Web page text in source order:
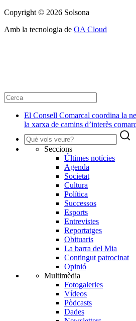
Copyright © 2026 Solsona
Amb la tecnologia de OA Cloud
El Consell Comarcal coordina la
la xarxa de camins d’interès
Seccions
Últimes notícies
Agenda
Societat
Cultura
Política
Successos
Esports
Entrevistes
Reportatges
Obituaris
La barra del Mia
Contingut patrocinat
Opinió
Multimèdia
Fotogaleries
Vídeos
Pòdcasts
Dades